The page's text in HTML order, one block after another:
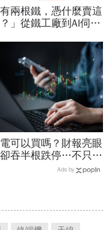
有兩根鐵，憑什麼賣這
」從鐵工廠到AI伺服
可以買嗎？財報亮眼
吞半根跌停…不只外
結連3買改賣超1.8萬
Ads by